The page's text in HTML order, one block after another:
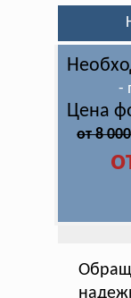
-
Цена
от 8 000